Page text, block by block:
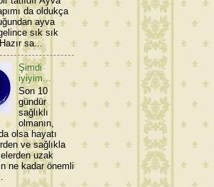
da oldukça
ayva
sık sık
sa...
Şimdi
iyiyim...
Son 10
gündür
sağlıklı
olmanın,
olsa hayatı
ve sağlıkla
uzak
ne kadar önemli